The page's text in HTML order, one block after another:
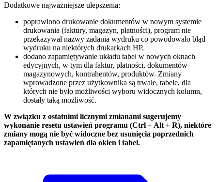
Dodatkowe najważniejsze ulepszenia:
poprawiono drukowanie dokumentów w nowym systemie
drukowania (faktury, magazyn, płatności), program nie
przekazywał nazwy zadania wydruku co powodowało błąd
wydruku na niektórych drukarkach HP,
dodano zapamiętywanie układu tabel w nowych oknach
edycyjnych, w tym dla faktur, płatności, dokumentów
magazynowych, kontrahentów, produktów. Zmiany
wprowadzone przez użytkownika są trwałe, tabele, dla
których nie było możliwości wyboru widocznych kolumn,
dostały taką możliwość.
W związku z ostatnimi licznymi zmianami sugerujemy
wykonanie resetu ustawień programu (Ctrl + Alt + R), niektóre
zmiany mogą nie być widoczne bez usunięcia poprzednich
zapamiętanych ustawień dla okien i tabel.